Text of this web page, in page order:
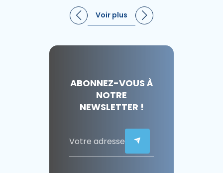
Voir plus
ABONNEZ-VOUS À
NOTRE
NEWSLETTER !